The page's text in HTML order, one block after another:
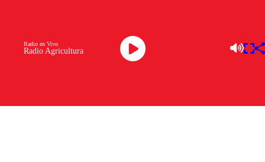
Radio Agricultura
Radio en Vivo
Descarga la APP